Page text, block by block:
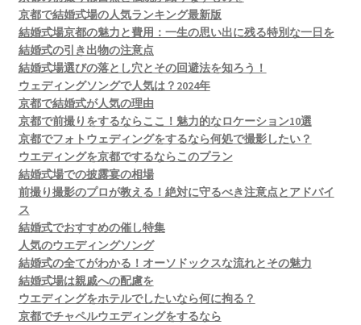
京都で結婚式場の人気ランキング最新版
結婚式場京都の魅力と費用：一生の思い出に残る特別な一日を
結婚式の引き出物の注意点
結婚式場選びの落とし穴とその回避法を知ろう！
ウェディングソングで人気は？2024年
京都で結婚式が人気の理由
京都で前撮りをするならここ！魅力的なロケーション10選
京都でフォトウェディングをするなら何処で撮影したい？
ウエディングを京都でするならこのプラン
結婚式場での披露宴の相場
前撮り撮影のプロが教える！絶対に守るべき注意点とアドバイ
ス
結婚式でおすすめの催し特集
人気のウエディングソング
結婚式の全てがわかる！オーソドックスな流れとその魅力
結婚式場は親戚への配慮を
ウエディングをホテルでしたいなら何に拘る？
京都でチャペルウエディングをするなら